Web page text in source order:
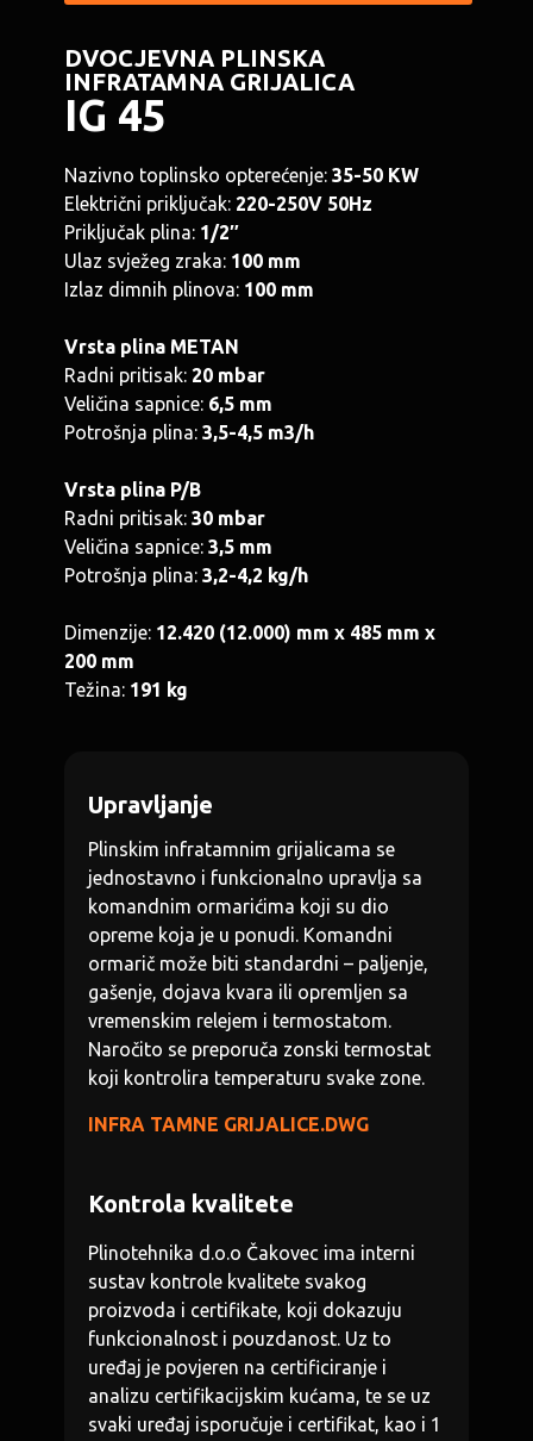
DVOCJEVNA PLINSKA
INFRATAMNA GRIJALICA
IG 45
Nazivno toplinsko opterećenje: 35-50 KW
Električni priključak: 220-250V 50Hz
Priključak plina: 1/2″
Ulaz svježeg zraka: 100 mm
Izlaz dimnih plinova: 100 mm
Vrsta plina METAN
Radni pritisak: 20 mbar
Veličina sapnice: 6,5 mm
Potrošnja plina: 3,5-4,5 m3/h
Vrsta plina P/B
Radni pritisak: 30 mbar
Veličina sapnice: 3,5 mm
Potrošnja plina: 3,2-4,2 kg/h
Dimenzije: 12.420 (12.000) mm x 485 mm x
200 mm
Težina: 191 kg
Upravljanje
Plinskim infratamnim grijalicama se
jednostavno i funkcionalno upravlja sa
komandnim ormarićima koji su dio
opreme koja je u ponudi. Komandni
ormarič može biti standardni – paljenje,
gašenje, dojava kvara ili opremljen sa
vremenskim relejem i termostatom.
Naročito se preporuča zonski termostat
koji kontrolira temperaturu svake zone.
INFRA TAMNE GRIJALICE.DWG
Kontrola kvalitete
Plinotehnika d.o.o Čakovec ima interni
sustav kontrole kvalitete svakog
proizvoda i certifikate, koji dokazuju
funkcionalnost i pouzdanost. Uz to
uređaj je povjeren na certificiranje i
analizu certifikacijskim kućama, te se uz
svaki uređaj isporučuje i certifikat, kao i 1